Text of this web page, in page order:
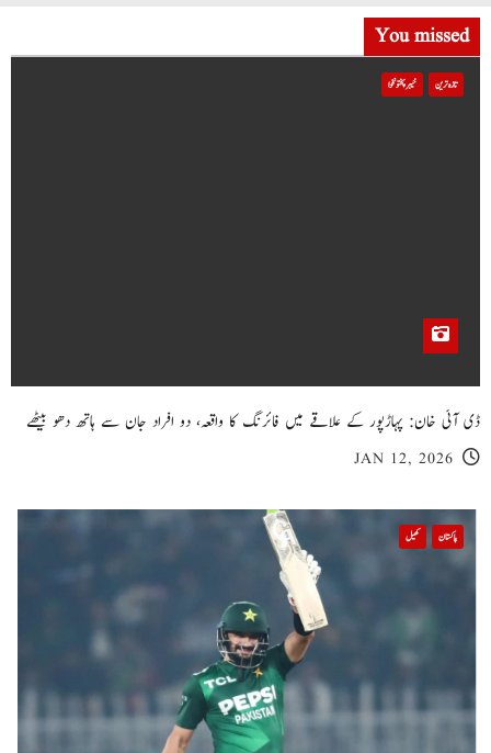
You missed
تازہ ترین خیبر پختونخوا
ڈی آئی خان: پہاڑپور کے علاقے میں فائرنگ کا واقعہ، دو افراد جان سے ہاتھ دھو بیٹھے
JAN 12, 2026
پاکستان کھیل